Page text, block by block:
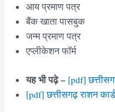
आय प्रमाण पत्र
बैंक खाता पासबुक
जन्म प्रमाण पत्र
एप्लीकेशन फॉर्म
यह भी पढ़े – [pdf]
[pdf] छत्तीसगढ़ राशन कार्ड